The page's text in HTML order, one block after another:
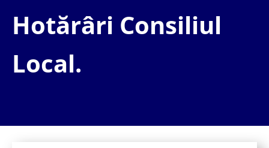
Hotărâri Consiliul
Local.